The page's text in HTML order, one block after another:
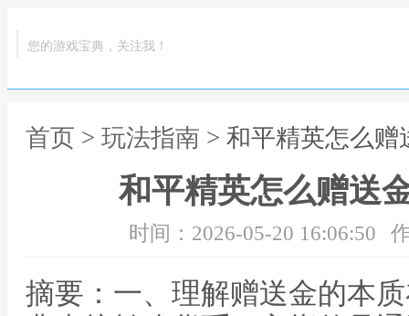
您的游戏宝典，关注我！
首页 > 玩法指南 > 和平精英怎么
和平精英怎么赠送
时间：2026-05-20 16:06:50
摘要：一、理解赠送金的本